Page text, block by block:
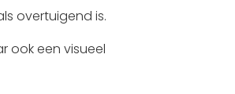
overtuigend is.
ook een visueel